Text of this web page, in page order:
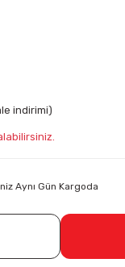
indirimi)
Aynı Gün Kargoda